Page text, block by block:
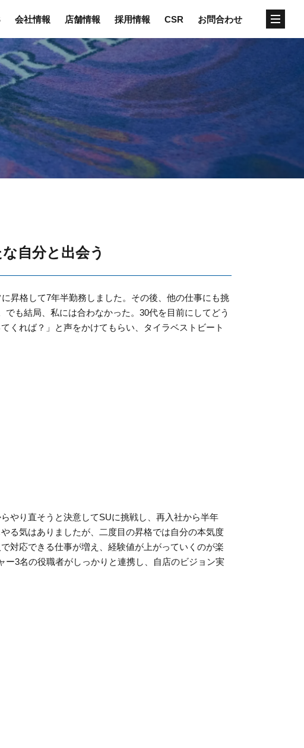
会社情報 店舗情報 採用情報 CSR お問合わせ
自分と出会う
昇格して7年半勤務しました。その後、他の仕事にも挑
も結局、私には合わなかった。30代を目前にしてどう
くれば？」と声をかけてもらい、タイラベストビート
やり直そうと決意してSUに挑戦し、再入社から半年
る気はありましたが、二度目の昇格では自分の本気度
対応できる仕事が増え、経験値が上がっていくのが楽
3名の役職者がしっかりと連携し、自店のビジョン実